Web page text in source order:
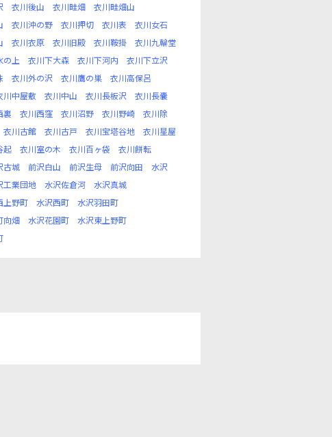
衣川後山 衣川畦畑
衣川畦畑山
衣川沖の野 衣川押切 衣川表
衣川女石
衣川衣原 衣川旧殿 衣川鞍掛
衣川九輪堂
の上 衣川下大森 衣川下河内
衣川下立沢
衣川外の沢 衣川鷹の巣
衣川高保呂
川中屋敷 衣川中山 衣川長板沢
衣川長嚢
裏 衣川西窪 衣川沼野 衣川野崎
衣川除
衣川古館 衣川古戸 衣川宝塔谷地
衣川星屋
起 衣川室の木 衣川百ヶ袋
衣川餅転
古城 前沢白山 前沢生母 前沢向田
水沢
工業団地 水沢佐倉河
水沢真城
上野町 水沢西町
水沢羽田町
向畑 水沢花園町
水沢東上野町